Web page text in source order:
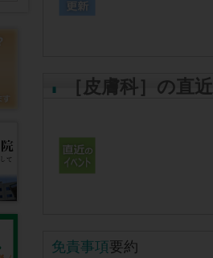
［皮膚科］の直
免責事項要約